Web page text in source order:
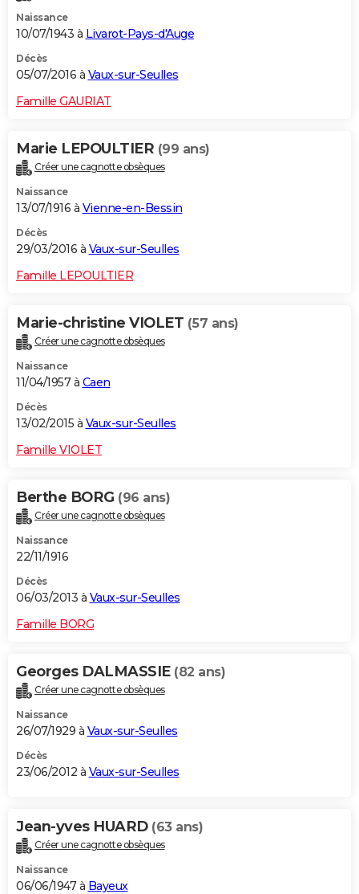
Naissance
10/07/1943 à Livarot-Pays-d'Auge
Décès
05/07/2016 à Vaux-sur-Seulles
Famille GAURIAT
Marie LEPOULTIER (99 ans)
Créer une cagnotte obsèques
Naissance
13/07/1916 à Vienne-en-Bessin
Décès
29/03/2016 à Vaux-sur-Seulles
Famille LEPOULTIER
Marie-christine VIOLET (57 ans)
Créer une cagnotte obsèques
Naissance
11/04/1957 à Caen
Décès
13/02/2015 à Vaux-sur-Seulles
Famille VIOLET
Berthe BORG (96 ans)
Créer une cagnotte obsèques
Naissance
22/11/1916
Décès
06/03/2013 à Vaux-sur-Seulles
Famille BORG
Georges DALMASSIE (82 ans)
Créer une cagnotte obsèques
Naissance
26/07/1929 à Vaux-sur-Seulles
Décès
23/06/2012 à Vaux-sur-Seulles
Jean-yves HUARD (63 ans)
Créer une cagnotte obsèques
Naissance
06/06/1947 à Bayeux